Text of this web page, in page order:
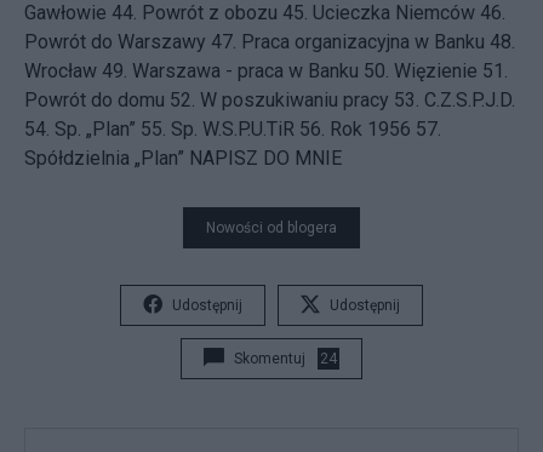
Gawłowie 44. Powrót z obozu 45. Ucieczka Niemców 46.
Powrót do Warszawy 47. Praca organizacyjna w Banku 48.
Wrocław 49. Warszawa - praca w Banku 50. Więzienie 51.
Powrót do domu 52. W poszukiwaniu pracy 53. C.Z.S.P.J.D.
54. Sp. „Plan” 55. Sp. W.S.P.U.TiR 56. Rok 1956 57.
Spółdzielnia „Plan” NAPISZ DO MNIE
Nowości od blogera
Udostępnij Udostępnij
Skomentuj 24